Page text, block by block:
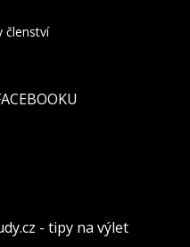
členství